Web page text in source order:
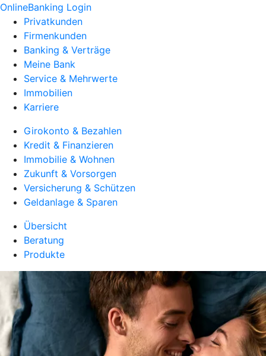
OnlineBanking Login
Privatkunden
Firmenkunden
Banking & Verträge
Meine Bank
Service & Mehrwerte
Immobilien
Karriere
Girokonto & Bezahlen
Kredit & Finanzieren
Immobilie & Wohnen
Zukunft & Vorsorgen
Versicherung & Schützen
Geldanlage & Sparen
Übersicht
Beratung
Produkte